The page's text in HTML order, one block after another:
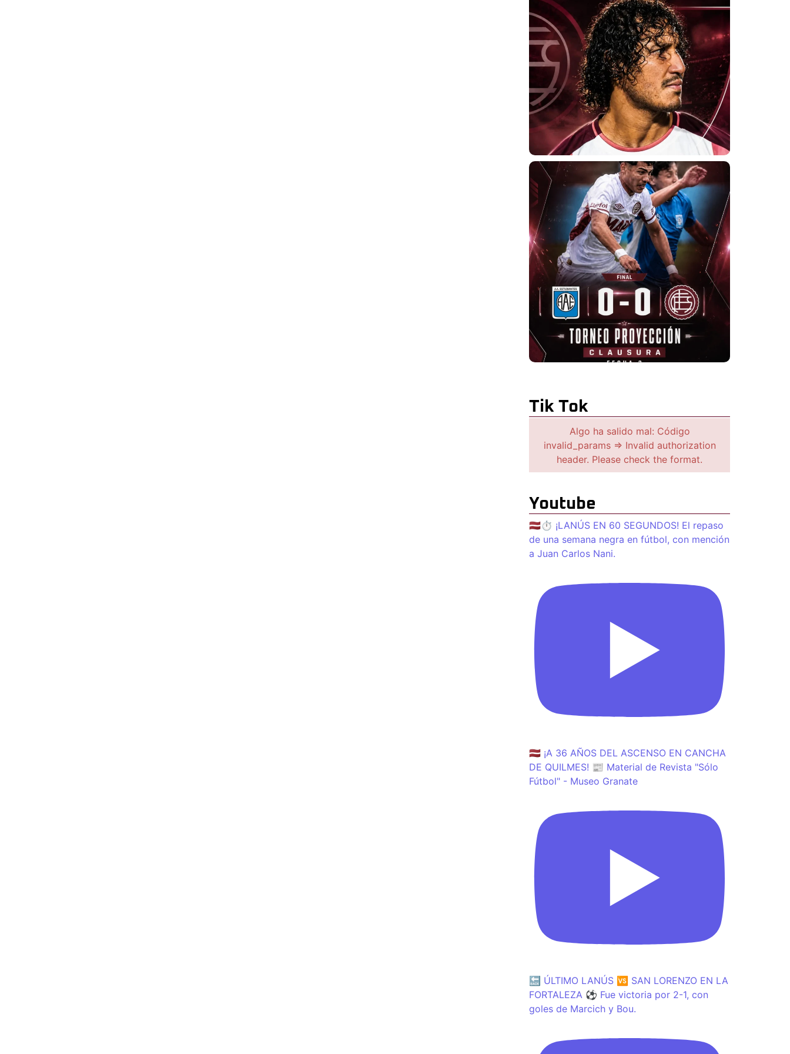
Tik Tok
Algo ha salido mal: Código
invalid_params => Invalid authorization
header. Please check the format.
Youtube
🇱🇻⏱️ ¡LANÚS EN 60 SEGUNDOS! El repaso
de una semana negra en fútbol, con mención
a Juan Carlos Nani.
🇱🇻 ¡A 36 AÑOS DEL ASCENSO EN CANCHA
DE QUILMES! 📰 Material de Revista "Sólo
Fútbol" - Museo Granate
🔙 ÚLTIMO LANÚS 🆚 SAN LORENZO EN LA
FORTALEZA ⚽️ Fue victoria por 2-1, con
goles de Marcich y Bou.